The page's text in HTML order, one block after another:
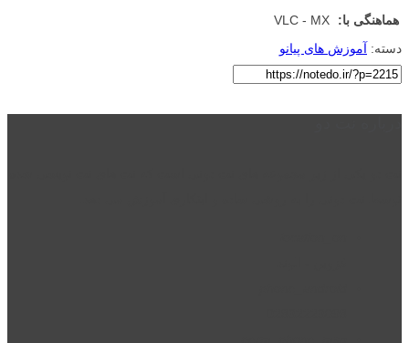
هماهنگی با:
VLC - MX
دسته: آموزش های پیانو